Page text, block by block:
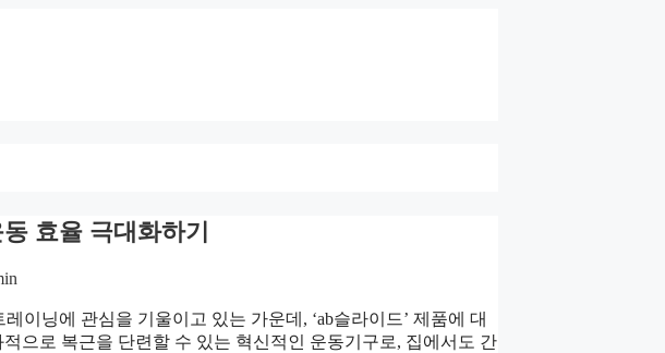
효율 극대화하기
이닝에 관심을 기울이고 있는 가운데, ‘ab슬라이드’ 제품에 대
으로 복근을 단련할 수 있는 혁신적인 운동기구로, 집에서도 간